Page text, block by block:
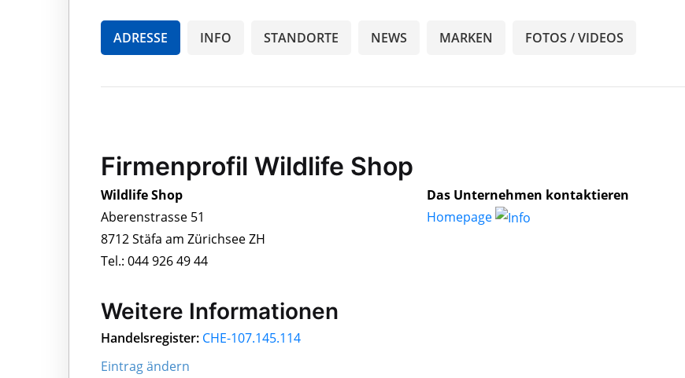
ADRESSE INFO STANDORTE NEWS MARKEN FOTOS / VIDEOS
Firmenprofil Wildlife Shop
Wildlife Shop
Aberenstrasse 51
8712 Stäfa am Zürichsee ZH
Tel.: 044 926 49 44
Das Unternehmen kontaktieren
Homepage
Weitere Informationen
Handelsregister: CHE-107.145.114
Eintrag ändern